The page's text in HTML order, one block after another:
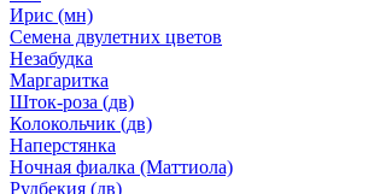
Ирис (мн)
Семена двулетних цветов
Незабудка
Маргаритка
Шток-роза (дв)
Колокольчик (дв)
Наперстянка
Ночная фиалка (Маттиола)
Рудбекия (дв)